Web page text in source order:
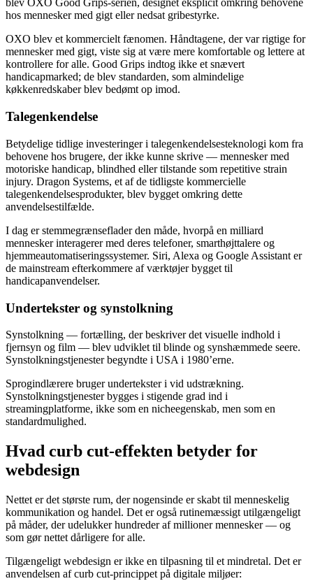
blev OXO Good Grips-serien, designet eksplicit omkring behovene
hos mennesker med gigt eller nedsat gribestyrke.
OXO blev et kommercielt fænomen. Håndtagene, der var rigtige for
mennesker med gigt, viste sig at være mere komfortable og lettere at
kontrollere for alle. Good Grips indtog ikke et snævert
handicapmarked; de blev standarden, som almindelige
køkkenredskaber blev bedømt op imod.
Talegenkendelse
Betydelige tidlige investeringer i talegenkendelsesteknologi kom fra
behovene hos brugere, der ikke kunne skrive — mennesker med
motoriske handicap, blindhed eller tilstande som repetitive strain
injury. Dragon Systems, et af de tidligste kommercielle
talegenkendelsesprodukter, blev bygget omkring dette
anvendelsestilfælde.
I dag er stemmegrænseflader den måde, hvorpå en milliard
mennesker interagerer med deres telefoner, smarthøjttalere og
hjemmeautomatiseringssystemer. Siri, Alexa og Google Assistant er
de mainstream efterkommere af værktøjer bygget til
handicapanvendelser.
Undertekster og synstolkning
Synstolkning — fortælling, der beskriver det visuelle indhold i
fjernsyn og film — blev udviklet til blinde og synshæmmede seere.
Synstolkningstjenester begyndte i USA i 1980’erne.
Sprogindlærere bruger undertekster i vid udstrækning.
Synstolkningstjenester bygges i stigende grad ind i
streamingplatforme, ikke som en nicheegenskab, men som en
standardmulighed.
Hvad curb cut-effekten betyder for
webdesign
Nettet er det største rum, der nogensinde er skabt til menneskelig
kommunikation og handel. Det er også rutinemæssigt utilgængeligt
på måder, der udelukker hundreder af millioner mennesker — og
som gør nettet dårligere for alle.
Tilgængeligt webdesign er ikke en tilpasning til et mindretal. Det er
anvendelsen af curb cut-princippet på digitale miljøer: